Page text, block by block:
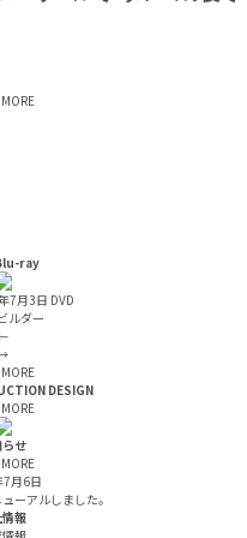
ray
7月3日 DVD
ルダー
DESIGN
らせ
月6日
ーアルしました。
報